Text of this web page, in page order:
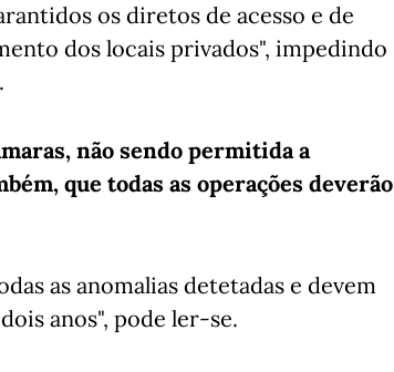
os diretos de acesso e de
dos locais privados", impedindo
não sendo permitida a
que todas as operações deverão
as anomalias detetadas e devem
anos", pode ler-se.